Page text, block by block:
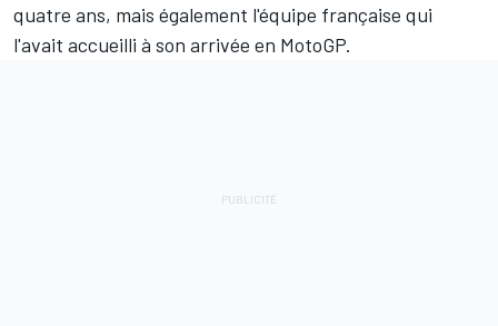
quatre ans, mais également l'équipe française qui
l'avait accueilli à son arrivée en MotoGP.